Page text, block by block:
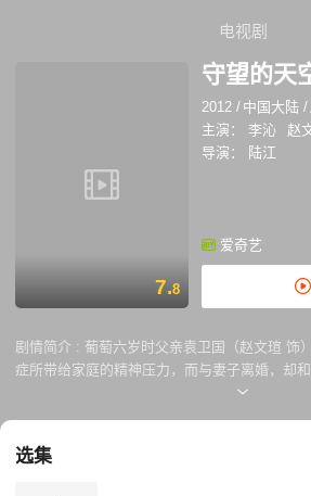
电视剧
7.8
守望的天
2012 / 中国大陆 /
主演：
李沁 赵
导演：
陆江
爱奇艺
剧情简介 : 葡萄六岁时父亲袁卫国（赵文瑄 饰
症所带给家庭的精神压力，而与妻子离婚，却
婚。母亲为了能全心全意地照顾袁望，不得不
着袁望（张欢 饰）和被领养的“妹妹”小袁心的
选集